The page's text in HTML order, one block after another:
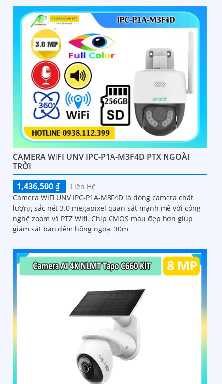
CAMERA WIFI UNV IPC-P1A-M3F4D PTX NGOÀI
TRỜI
1,436,500 ₫
Liên Hệ
Camera WiFi UNV IPC-P1A-M3F4D là dòng camera chất
lượng sắc nét 3.0 megapixel quan sát mạnh mẽ với công
nghệ zoom và PTZ Wifi. Chip CMOS màu đẹp hơn giúp
giám sát ban đêm hồng ngoại 30m